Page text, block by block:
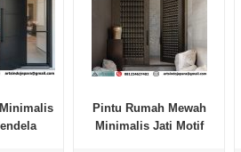
Pintu Rumah Mewah
Minimalis Jati Motif